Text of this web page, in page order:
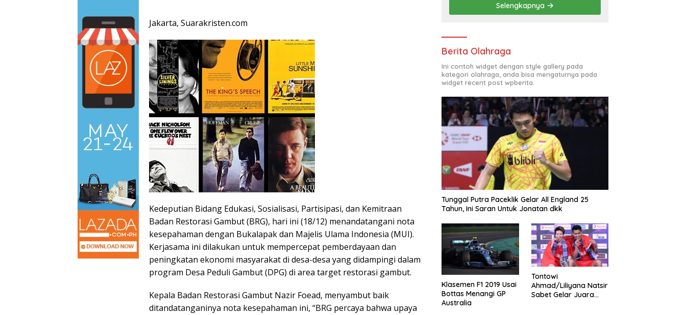
Jakarta, Suarakristen.com
Kedeputian Bidang Edukasi, Sosialisasi, Partisipasi, dan Kemitraan
Badan Restorasi Gambut (BRG), hari ini (18/12) menandatangani nota
kesepahaman dengan Bukalapak dan Majelis Ulama Indonesia (MUI).
Kerjasama ini dilakukan untuk mempercepat pemberdayaan dan
peningkatan ekonomi masyarakat di desa-desa yang didampingi dalam
program Desa Peduli Gambut (DPG) di area target restorasi gambut.
Kepala Badan Restorasi Gambut Nazir Foead, menyambut baik
ditandatanganinya nota kesepahaman ini, “BRG percaya bahwa upaya
Selengkapnya
Berita Olahraga
Ini contoh widget dengan style gallery pada
kategori olahraga, anda bisa mengaturnya pada
widget recent post wpberita.
Tunggal Putra Paceklik Gelar All England 25
Tahun, Ini Saran Untuk Jonatan dkk
Klasemen F1 2019 Usai
Bottas Menangi GP
Australia
Tontowi
Ahmad/Liliyana Natsir
Sabet Gelar Juara